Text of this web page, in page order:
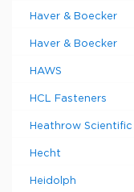
Haver & Boecker
Haver & Boecker
HAWS
HCL Fasteners
Heathrow Scientific
Hecht
Heidolph